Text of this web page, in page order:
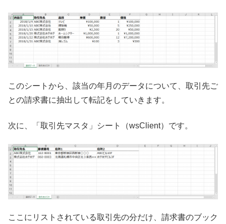
このシートから、該当の年月のデータについて、取引先ご
との請求書に抽出して転記をしていきます。
次に、「取引先マスタ」シート（wsClient）です。
ここにリストされている取引先の分だけ、請求書のブック